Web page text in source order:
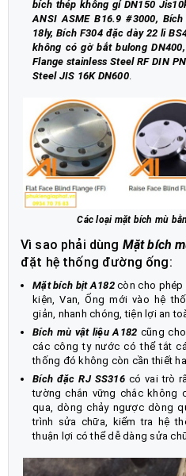
bích thép không gỉ DN150
ANSI ASME B16.9 #3000,
18ly, Bích F304 đặc dày 22 li
không có gờ bắt bulong
Flange stainless Steel RF DIN
Steel JIS 16K DN600.
Các loại mặt bích mù
Vì sao phải dùng Mặt bích
đặt hệ thống đường ống:
Mặt bích bịt A182còn cho phép
kiện, Van, Ống mới vào hệ
giản, nhanh chóng, tiện lợi an
Bích mù vật liệu A182 cũng
các công ty nước có thể tắt
thống đó không còn cần thiết
Bích đặc RJ SS316có vai trò
tường chắn vững chắc không
qua, dòng chảy ngược dòng
trình sửa chữa, kiểm tra hệ
thuận lợi có thể dễ dàng sửa